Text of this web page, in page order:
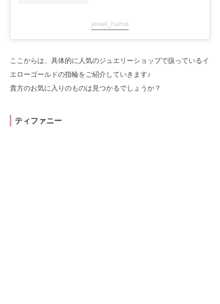
jewel_hama
ここからは、具体的に人気のジュエリーショップで扱っているイ
エローゴールドの指輪をご紹介していきます♪
貴方のお気に入りのものは見つかるでしょうか？
ティファニー